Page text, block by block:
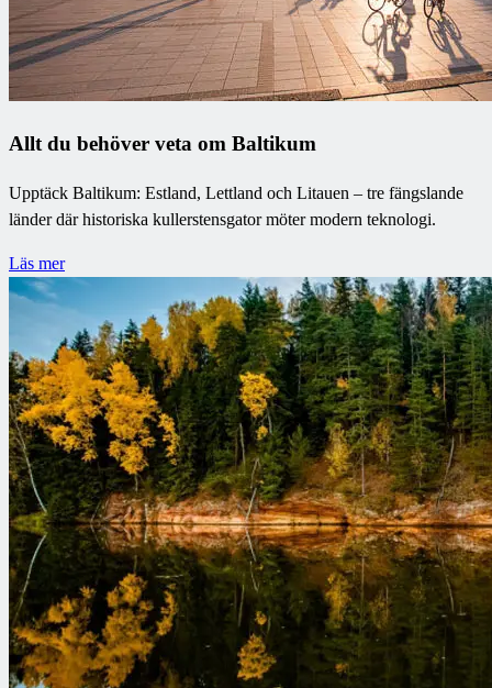
Allt du behöver veta om Baltikum
Upptäck Baltikum: Estland, Lettland och Litauen – tre fängslande
länder där historiska kullerstensgator möter modern teknologi.
Läs mer